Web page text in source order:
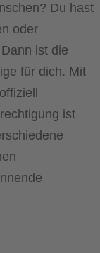
Du hast
oder
ist die
für dich. Mit
ist